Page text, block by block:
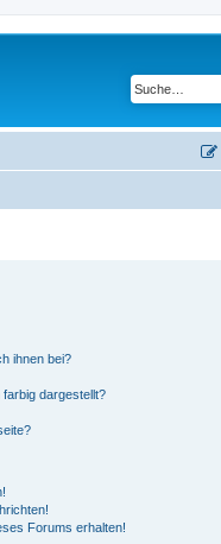
ihnen bei?
dargestellt?
Forums erhalten!